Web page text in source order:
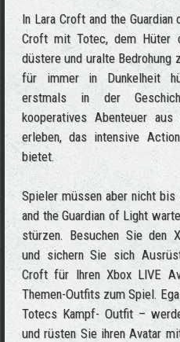
In Lara Croft and the
Croft mit Totec, dem Hüter
düstere und uralte Bedrohung
für immer in Dunkelheit
erstmals in der
kooperatives Abenteuer
erleben, das intensive
bietet.
Spieler müssen aber nicht
and the Guardian of Light
stürzen. Besuchen Sie den
und sichern Sie sich
Croft für Ihren Xbox LIVE
Themen-Outfits zum Spiel.
Totecs Kampf- Outfit –
und rüsten Sie ihren Avatar